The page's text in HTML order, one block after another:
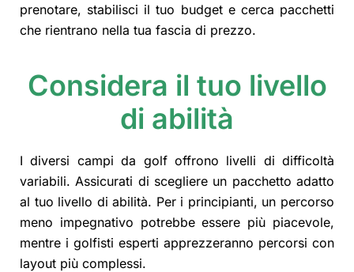
prenotare, stabilisci il tuo budget e cerca pacchetti
che rientrano nella tua fascia di prezzo.
Considera il tuo livello
di abilità
I diversi campi da golf offrono livelli di difficoltà
variabili. Assicurati di scegliere un pacchetto adatto
al tuo livello di abilità. Per i principianti, un percorso
meno impegnativo potrebbe essere più piacevole,
mentre i golfisti esperti apprezzeranno percorsi con
layout più complessi.